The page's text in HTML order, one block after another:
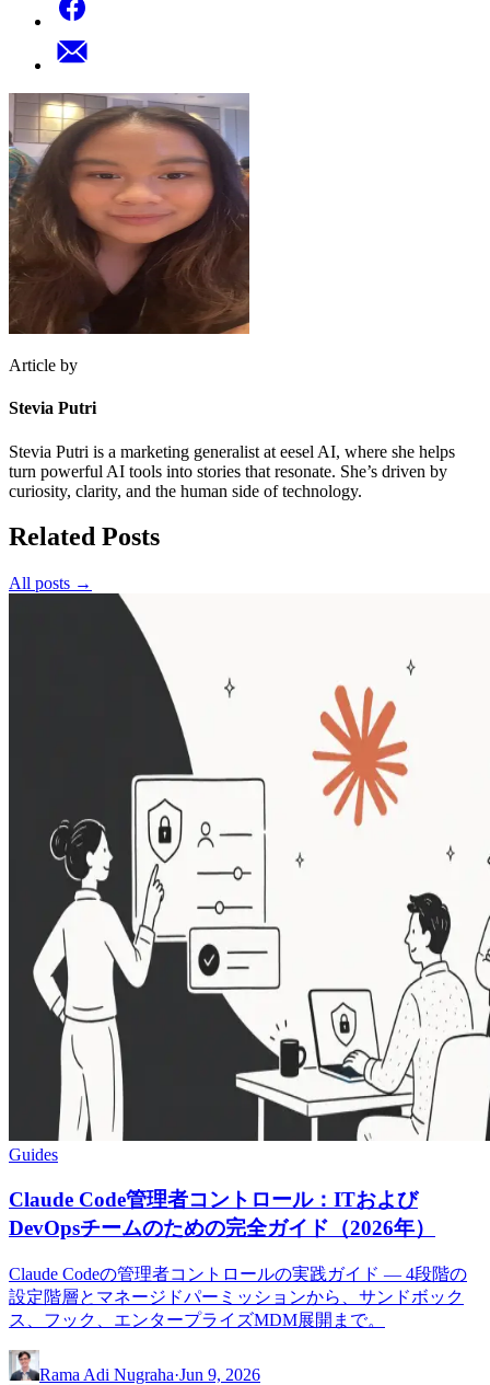
Article by
Stevia Putri
Stevia Putri is a marketing generalist at eesel AI, where she helps
turn powerful AI tools into stories that resonate. She’s driven by
curiosity, clarity, and the human side of technology.
Related Posts
All posts →
Guides
Claude Code管理者コントロール：ITおよび
DevOpsチームのための完全ガイド（2026年）
Claude Codeの管理者コントロールの実践ガイド — 4段階の
設定階層とマネージドパーミッションから、サンドボック
ス、フック、エンタープライズMDM展開まで。
Rama Adi Nugraha·Jun 9, 2026